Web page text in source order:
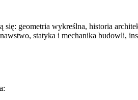
geometria wykreślna, historia
statyka i mechanika budowli,